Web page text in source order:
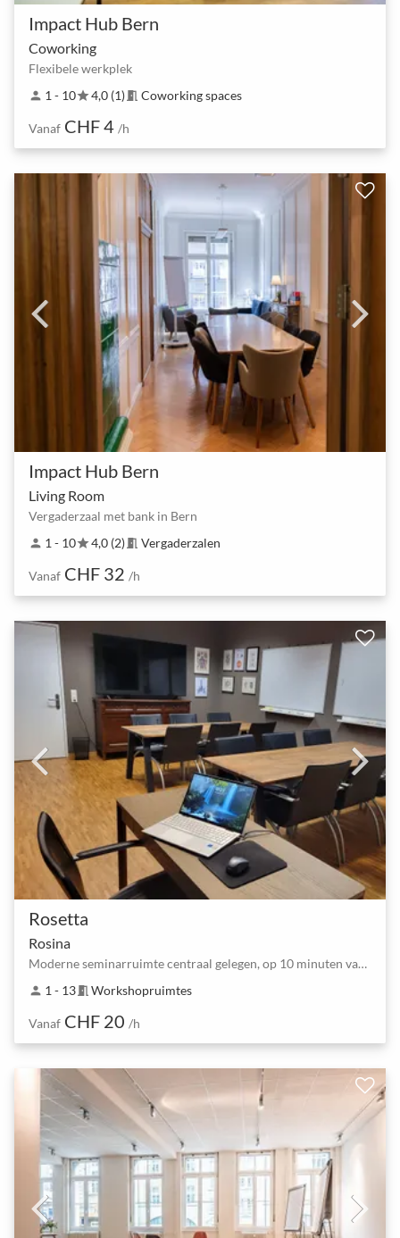
Impact Hub Bern
Coworking
Flexibele werkplek
person 1 - 10star4,0 (1) meeting_room Coworking spaces
Vanaf CHF 4 /h
Impact Hub Bern
Living Room
Vergaderzaal met bank in Bern
person 1 - 10star4,0 (2) meeting_room Vergaderzalen
Vanaf CHF 32 /h
Rosetta
Rosina
Moderne seminarruimte centraal gelegen, op 10 minuten van het treinstation van Bern.
person 1 - 13meeting_room Workshopruimtes
Vanaf CHF 20 /h